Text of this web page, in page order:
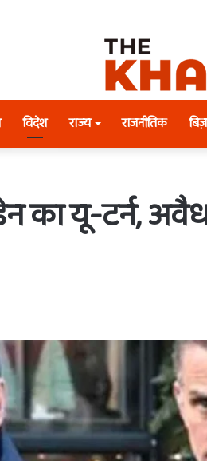
विदेश राज्य राजनीतिक
का यू-